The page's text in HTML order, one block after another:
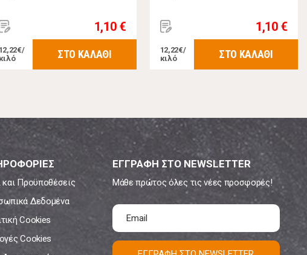
1,10 €
12,22€/
κιλό
ΣΤΟ ΚΑΛΑΘΙ
1,10 €
12,22€/
κιλό
ΣΤΟ ΚΑΛΑΘΙ
και Προϋποθέσεις
Δεδομένα
Cookies
Cookies
ΕΓΓΡΑΦΗ ΣΤΟ NEWSLETTER
Μάθε πρώτος όλες τις νέες προσφορές!